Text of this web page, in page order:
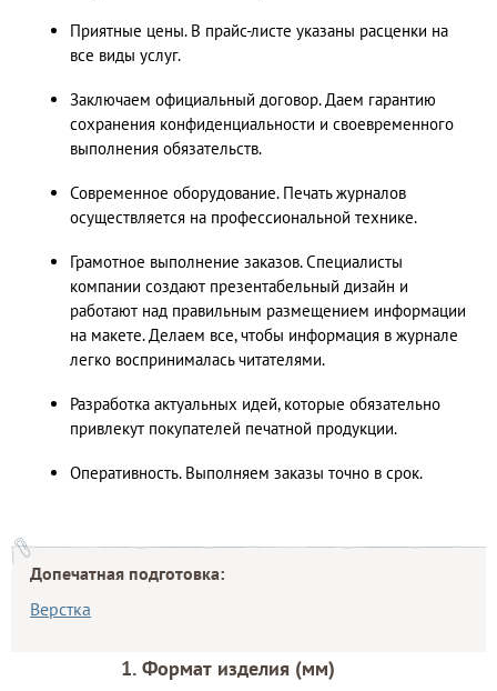
Допечатная подготовка:
Верстка
Приятные цены. В прайс-листе указаны расценки на
все виды услуг.
Заключаем официальный договор. Даем гарантию
сохранения конфиденциальности и своевременного
выполнения обязательств.
Современное оборудование. Печать журналов
осуществляется на профессиональной технике.
Грамотное выполнение заказов. Специалисты
компании создают презентабельный дизайн и
работают над правильным размещением информации
на макете. Делаем все, чтобы информация в журнале
легко воспринималась читателями.
Разработка актуальных идей, которые обязательно
привлекут покупателей печатной продукции.
Оперативность. Выполняем заказы точно в срок.
Калькулятор расчета стоимости
1. Формат изделия (мм)